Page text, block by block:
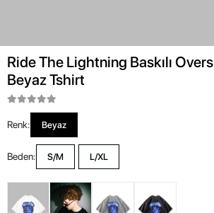
Ride The Lightning Baskılı
Beyaz Tshirt
Renk: Beyaz
Beden: S/M L/XL